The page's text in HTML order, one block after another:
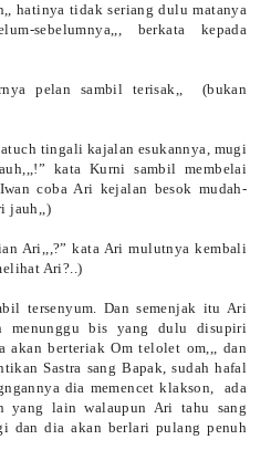
hatinya tidak seriang dulu matanya
sebelumnya,,, berkata kepada
pelan sambil terisak,,
(bukan
tingali kajalan esukannya, mugi
kata Kurni sambil membelai
coba Ari kejalan besok mudah-
jauh,,)
Ari,,,?” kata Ari mulutnya kembali
Ari?..)
tersenyum. Dan semenjak itu Ari
menunggu bis yang dulu disupiri
akan berteriak Om telolet om,,, dan
Sastra sang Bapak, sudah hafal
dia memencet klakson,
ada
yang lain walaupun Ari tahu sang
dan dia akan berlari pulang penuh